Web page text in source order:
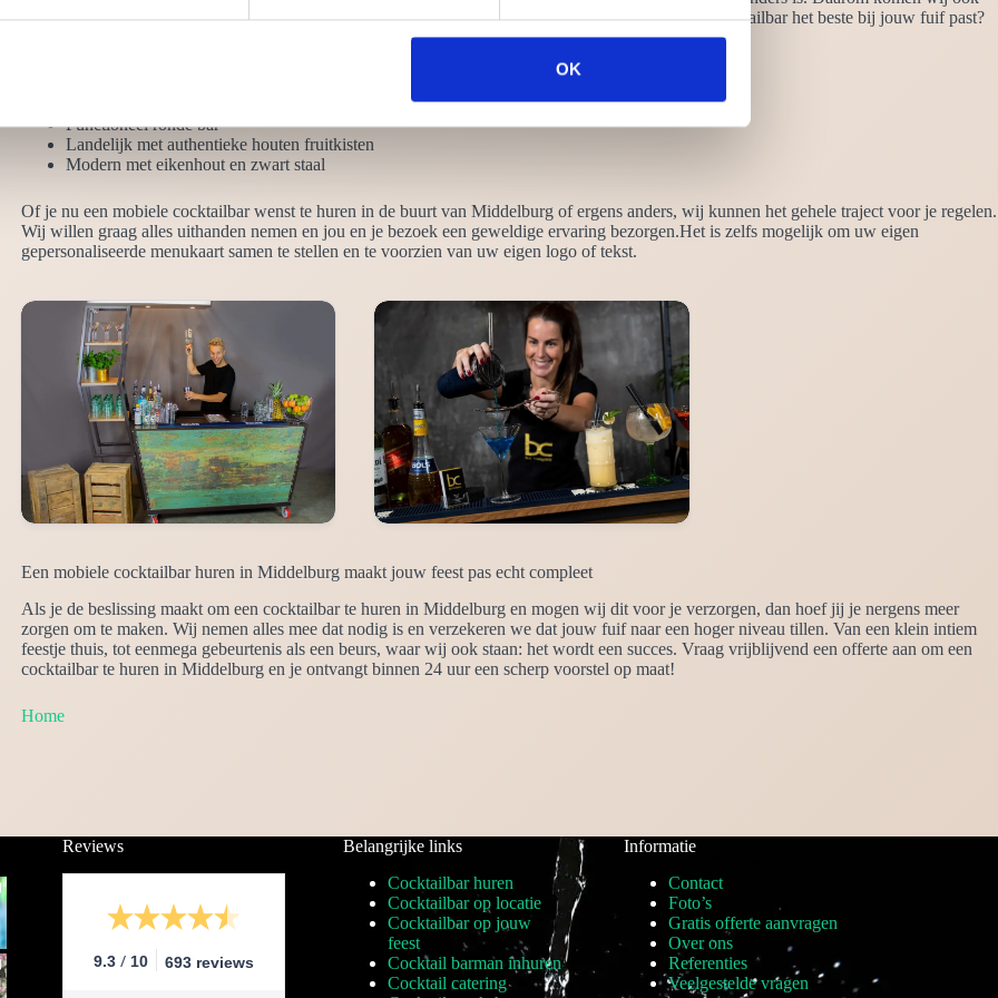
OK
steeds in contact met jou om alle wensen en eisen te bespreken. Weet je bijvoorbeeld al welke stijl cocktailbar het beste bij jouw fuif past?
Functioneel ronde bar
Landelijk met authentieke houten fruitkisten
Modern met eikenhout en zwart staal
Of je nu een mobiele cocktailbar wenst te huren in de buurt van Middelburg of ergens anders, wij kunnen het gehele traject voor je regelen.
Wij willen graag alles uithanden nemen en jou en je bezoek een geweldige ervaring bezorgen.Het is zelfs mogelijk om uw eigen
gepersonaliseerde menukaart samen te stellen en te voorzien van uw eigen logo of tekst.
Een mobiele cocktailbar huren in Middelburg maakt jouw feest pas echt compleet
Als je de beslissing maakt om een cocktailbar te huren in Middelburg en mogen wij dit voor je verzorgen, dan hoef jij je nergens meer
zorgen om te maken. Wij nemen alles mee dat nodig is en verzekeren we dat jouw fuif naar een hoger niveau tillen. Van een klein intiem
feestje thuis, tot eenmega gebeurtenis als een beurs, waar wij ook staan: het wordt een succes. Vraag vrijblijvend een offerte aan om een
cocktailbar te huren in Middelburg en je ontvangt binnen 24 uur een scherp voorstel op maat!
Home
Reviews
9.3 / 10 693 reviews
Belangrijke links
Cocktailbar huren
Cocktailbar op locatie
Cocktailbar op jouw
feest
Cocktail barman inhuren
Cocktail catering
Informatie
Contact
Foto’s
Gratis offerte aanvragen
Over ons
Referenties
Veelgestelde vragen